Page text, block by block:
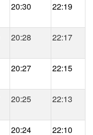
20:30 22:19
20:28 22:17
20:27 22:15
20:25 22:13
20:24 22:10